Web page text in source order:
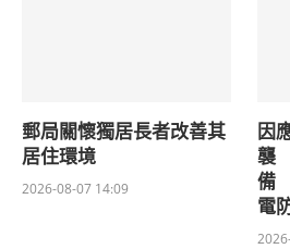
郵局關懷獨居長者改善其
居住環境
2026-08-07 14:09
因
襲
備
電